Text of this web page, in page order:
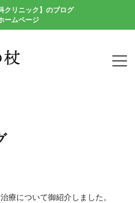
クリニック】のブログ
ームページ
療について御紹介しました。